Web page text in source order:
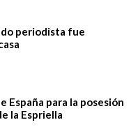
periodista fue
España para la posesión
la Espriella